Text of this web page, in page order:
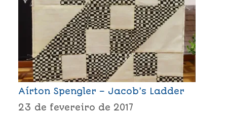
Aírton Spengler – Jacob’s Ladder
23 de fevereiro de 2017